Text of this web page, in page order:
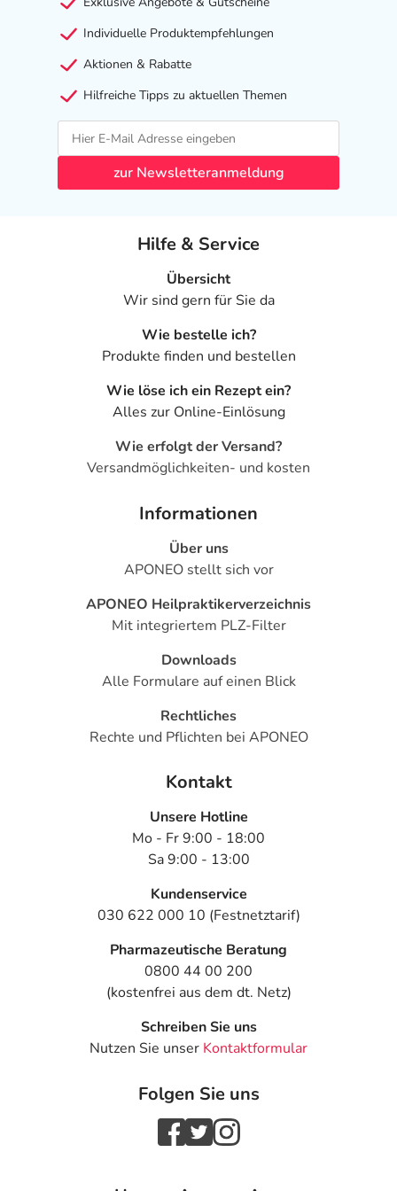
Individuelle Produktempfehlungen
Aktionen & Rabatte
Hilfreiche Tipps zu aktuellen Themen
zur Newsletteranmeldung
Hilfe & Service
Übersicht
Wir sind gern für Sie da
Wie bestelle ich?
Produkte finden und bestellen
Wie löse ich ein Rezept ein?
Alles zur Online-Einlösung
Wie erfolgt der Versand?
Versandmöglichkeiten- und kosten
Informationen
Über uns
APONEO stellt sich vor
APONEO Heilpraktikerverzeichnis
Mit integriertem PLZ-Filter
Downloads
Alle Formulare auf einen Blick
Rechtliches
Rechte und Pflichten bei APONEO
Kontakt
Unsere Hotline
Mo - Fr 9:00 - 18:00
Sa 9:00 - 13:00
Kundenservice
030 622 000 10 (Festnetztarif)
Pharmazeutische Beratung
0800 44 00 200
(kostenfrei aus dem dt. Netz)
Schreiben Sie uns
Nutzen Sie unser Kontaktformular
Folgen Sie uns